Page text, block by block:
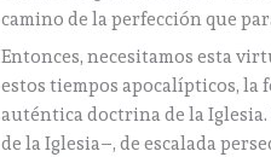
camino de la perfección que
Entonces, necesitamos esta
estos tiempos apocalípticos, la
auténtica doctrina de la
de la Iglesia–, de escalada